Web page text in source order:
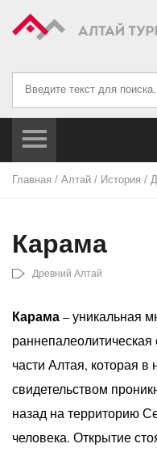
Искать...
Главная / Алтай / История /
Карама
Древний Алтай
Карама– уникальная
части Алтая, которая
свидетельством
назад на территорию
человека. Открытие